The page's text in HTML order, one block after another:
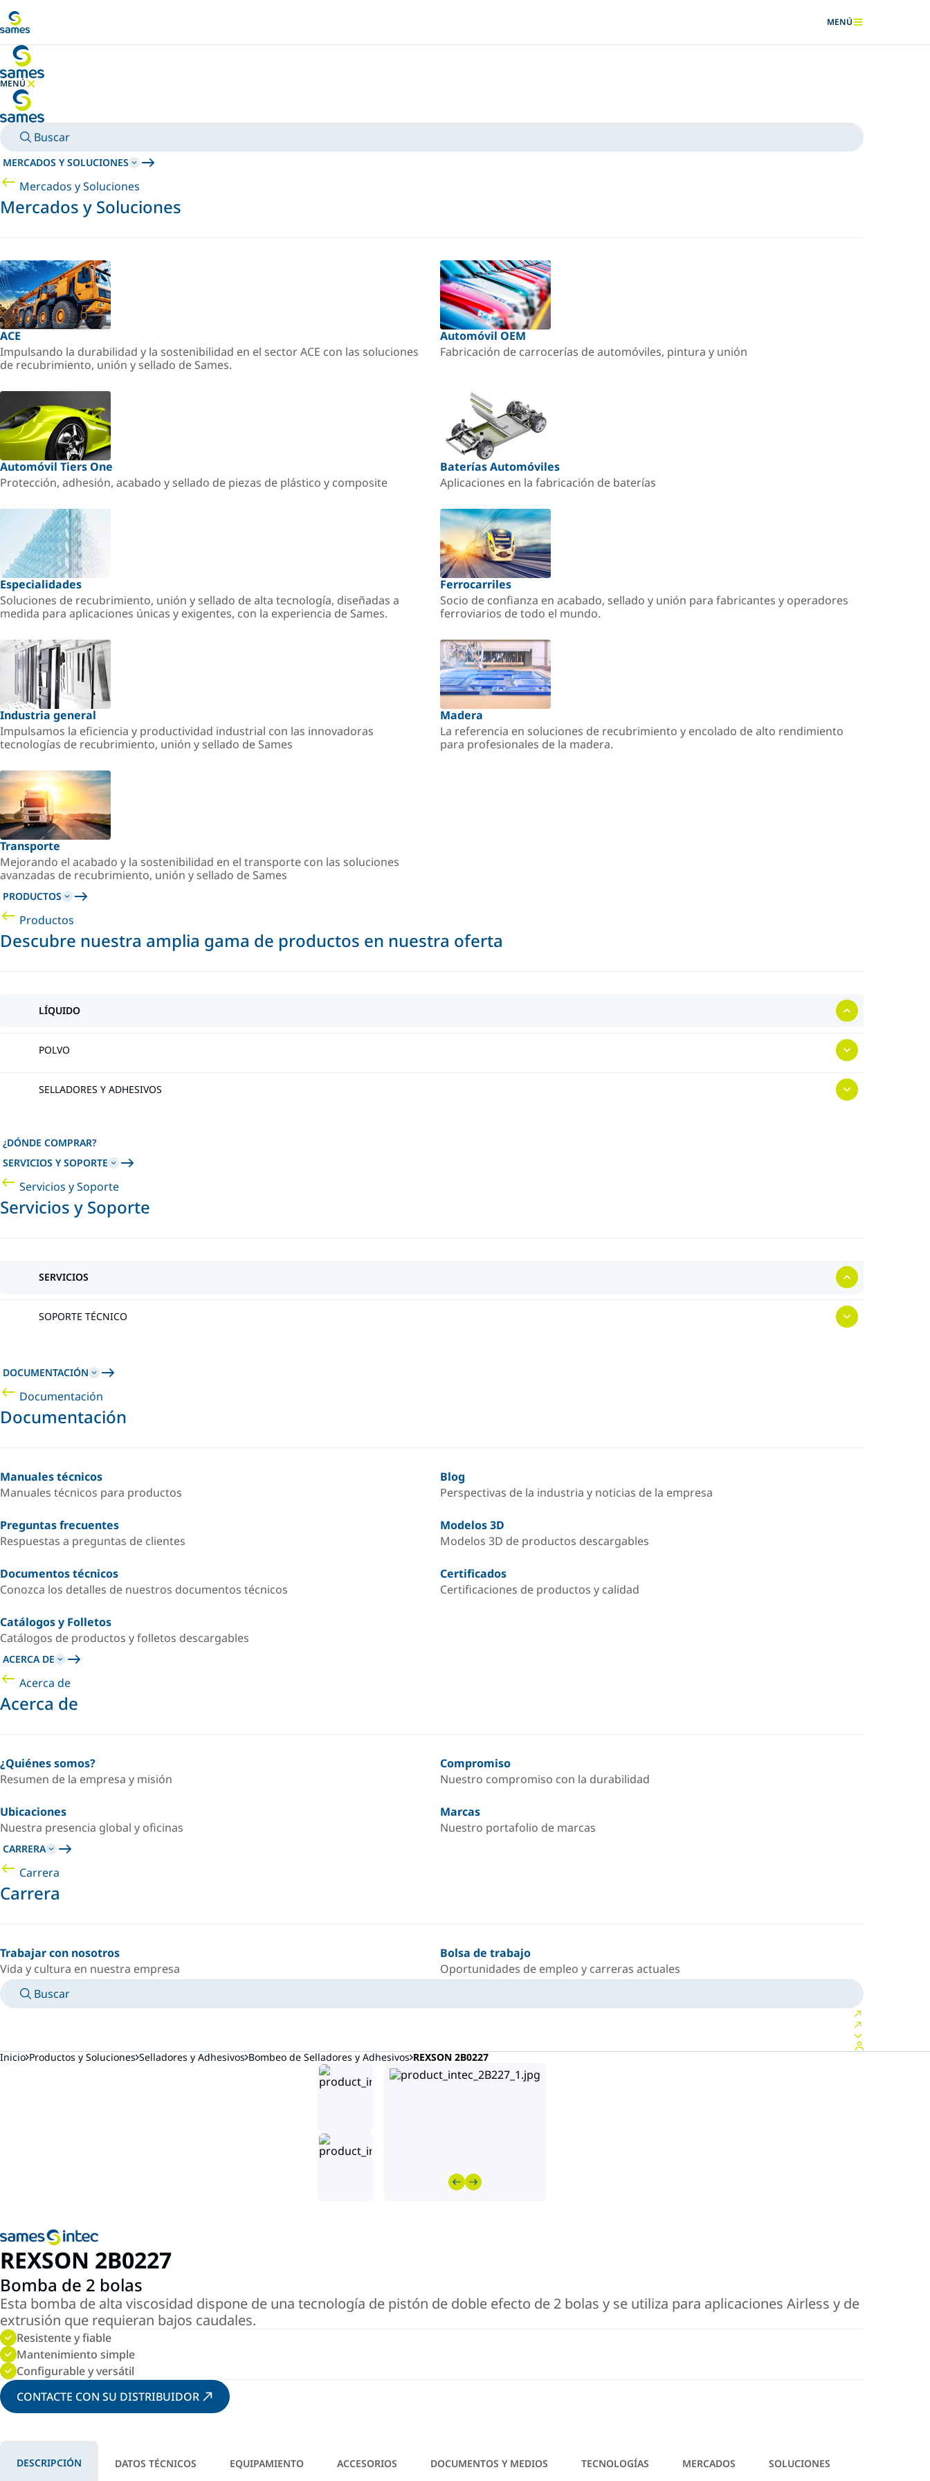
MOSTRAR
MENÚ
MENÚ
OCULTAR MENÚ
Buscar
MERCADOS Y SOLUCIONES
Mercados y Soluciones
Mercados y Soluciones
ACE
Impulsando la durabilidad y la sostenibilidad en el sector ACE con las soluciones
de recubrimiento, unión y sellado de Sames.
Automóvil OEM
Fabricación de carrocerías de automóviles, pintura y unión
Automóvil Tiers One
Protección, adhesión, acabado y sellado de piezas de plástico y composite
Baterías Automóviles
Aplicaciones en la fabricación de baterías
Especialidades
Soluciones de recubrimiento, unión y sellado de alta tecnología, diseñadas a
medida para aplicaciones únicas y exigentes, con la experiencia de Sames.
Ferrocarriles
Socio de confianza en acabado, sellado y unión para fabricantes y operadores
ferroviarios de todo el mundo.
Industria general
Impulsamos la eficiencia y productividad industrial con las innovadoras
tecnologías de recubrimiento, unión y sellado de Sames
Madera
La referencia en soluciones de recubrimiento y encolado de alto rendimiento
para profesionales de la madera.
Transporte
Mejorando el acabado y la sostenibilidad en el transporte con las soluciones
avanzadas de recubrimiento, unión y sellado de Sames
PRODUCTOS
Productos
Descubre nuestra amplia gama de productos en nuestra oferta
LÍQUIDO
POLVO
SELLADORES Y ADHESIVOS
¿DÓNDE COMPRAR?
SERVICIOS Y SOPORTE
Servicios y Soporte
Servicios y Soporte
SERVICIOS
SOPORTE TÉCNICO
DOCUMENTACIÓN
Documentación
Documentación
Manuales técnicos
Manuales técnicos para productos
Blog
Perspectivas de la industria y noticias de la empresa
Preguntas frecuentes
Respuestas a preguntas de clientes
Modelos 3D
Modelos 3D de productos descargables
Documentos técnicos
Conozca los detalles de nuestros documentos técnicos
Certificados
Certificaciones de productos y calidad
Catálogos y Folletos
Catálogos de productos y folletos descargables
ACERCA DE
Acerca de
Acerca de
¿Quiénes somos?
Resumen de la empresa y misión
Compromiso
Nuestro compromiso con la durabilidad
Ubicaciones
Nuestra presencia global y oficinas
Marcas
Nuestro portafolio de marcas
CARRERA
Carrera
Carrera
Trabajar con nosotros
Vida y cultura en nuestra empresa
Bolsa de trabajo
Oportunidades de empleo y carreras actuales
Buscar
Inicio Productos y Soluciones Selladores y Adhesivos Bombeo de Selladores y Adhesivos REXSON 2B0227
REXSON 2B0227
Bomba de 2 bolas
Esta bomba de alta viscosidad dispone de una tecnología de pistón de doble efecto de 2 bolas y se utiliza para aplicaciones Airless y de
extrusión que requieran bajos caudales.
Resistente y fiable
Mantenimiento simple
Configurable y versátil
CONTACTE CON SU DISTRIBUIDOR
DESCRIPCIÓN DATOS TÉCNICOS EQUIPAMIENTO ACCESORIOS DOCUMENTOS Y MEDIOS TECNOLOGÍAS MERCADOS SOLUCIONES